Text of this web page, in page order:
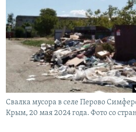
Свалка мусора в селе Перово
Крым, 20 мая 2024 года. Фото со